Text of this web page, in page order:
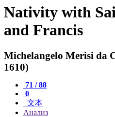
Nativity with
and Francis
Michelangelo Merisi da
1610)
71 / 88
0
文本
Анализ